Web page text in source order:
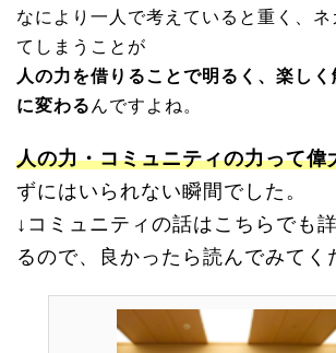
なにより一人で考えていると重く、ネ
てしまうことが
人の力を借りることで明るく、楽し
に変わる んですよね。
人の力・コミュニティの力って偉
ずにはいられない瞬間でした。
↓コミュニティの話はこちらでも
るので、良かったら読んでみてく